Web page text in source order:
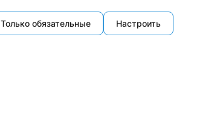
Только обязательные Настроить